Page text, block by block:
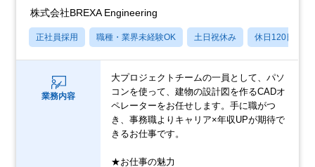
株式会社BREXA Engineering
正社員採用 職種・業界未経験OK 土日祝休み 休日120日以上
業務内容
大プロジェクトチームの一員として、パソ
コンを使って、建物の設計図を作るCADオ
ペレーターをお任せします。手に職がつ
き、事務職よりキャリア×年収UPが期待で
きるお仕事です。
★お仕事の魅力